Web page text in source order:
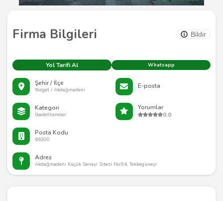
Firma Bilgileri Bildir
Yol Tarifi Al Whatsapp
Şehir / İlçe
Yozgat / Akdağmadeni E-posta
Kategori
İbadethaneler
Yorumlar
0.0
Posta Kodu
66300
Adres
Akdağmadeni Küçük Sanayi Sitesi No:94, Tekkegüneyi